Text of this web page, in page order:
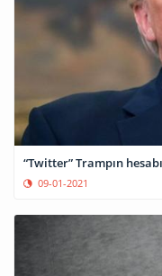
“Twitter” Trampın
09-01-2021